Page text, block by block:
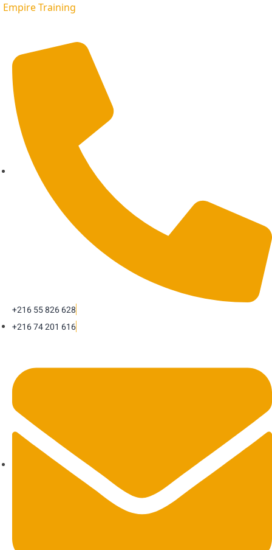
Empire Training
+216 55 826 628
+216 74 201 616